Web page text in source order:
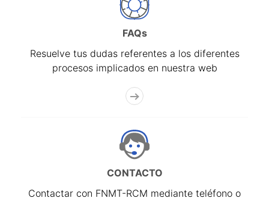
FAQs
Resuelve tus dudas referentes a los diferentes
procesos implicados en nuestra web
CONTACTO
Contactar con FNMT-RCM mediante teléfono o